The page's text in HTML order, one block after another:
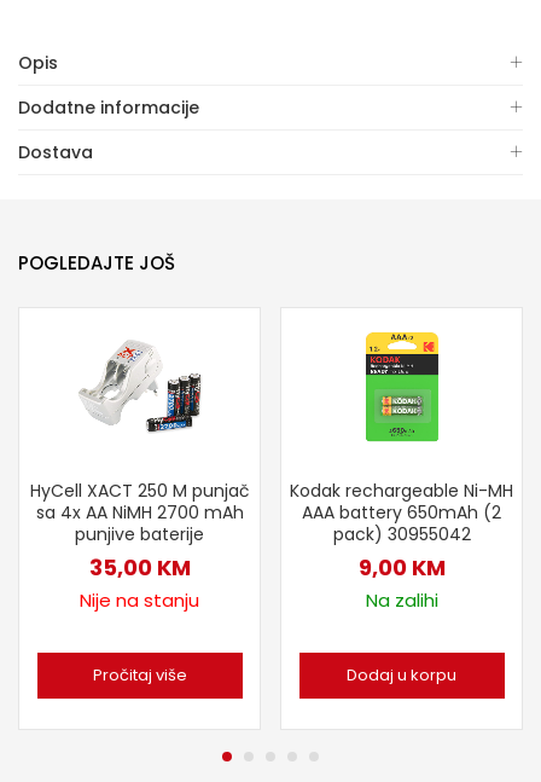
Opis
Dodatne informacije
Dostava
POGLEDAJTE JOŠ
HyCell XACT 250 M punjač
sa 4x AA NiMH 2700 mAh
punjive baterije
35,00 KM
Nije na stanju
Pročitaj više
Kodak rechargeable Ni-MH
AAA battery 650mAh (2
pack) 30955042
9,00 KM
Na zalihi
Dodaj u korpu